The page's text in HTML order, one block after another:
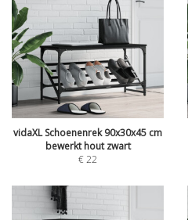
vidaXL Schoenenrek 90x30x45 cm
bewerkt hout zwart
€22